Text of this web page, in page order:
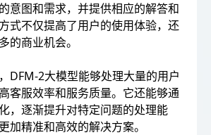
意图和需求，并提供相应的解答和
式不仅提高了用户的使用体验，还
的商业机会。
DFM-2大模型能够处理大量的用户
客服效率和服务质量。它还能够通
，逐渐提升对特定问题的处理能
加精准和高效的解决方案。